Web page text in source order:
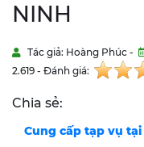
NINH
Tác giả: Hoàng Phúc -
2.619 - Đánh giá:
Chia sẻ:
Cung cấp tạp vụ tại